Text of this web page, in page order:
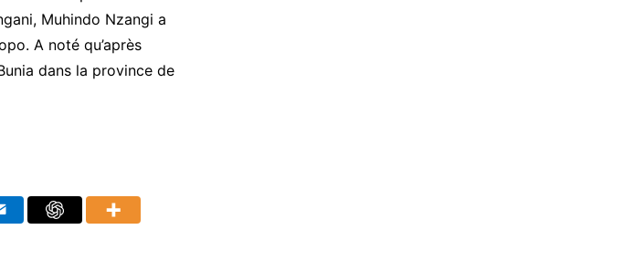
Muhindo Nzangi a
A noté qu’après
dans la province de